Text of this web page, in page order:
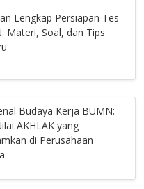
Lengkap Persiapan Tes
Materi, Soal, dan Tips
Budaya Kerja BUMN:
AKHLAK yang
di Perusahaan